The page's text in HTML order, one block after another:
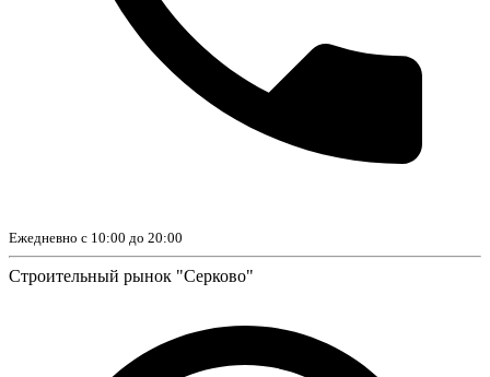
Ежедневно с 10:00 до 20:00
Строительный рынок "Серково"